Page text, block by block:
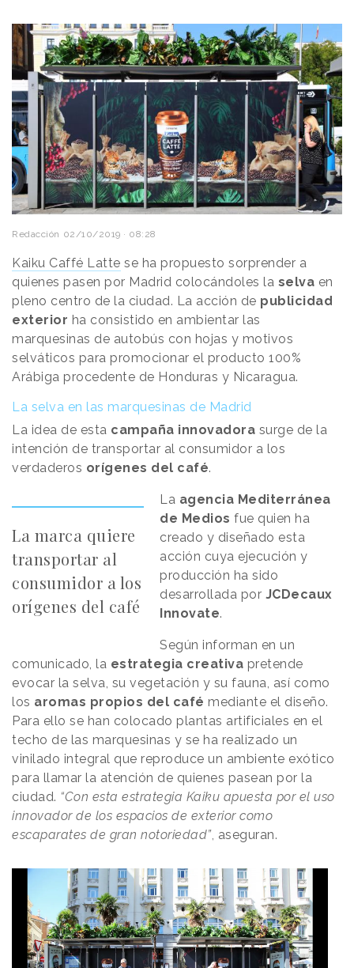
Redacción 02/10/2019 · 08:28
Kaiku Caffé Latte se ha propuesto sorprender a
quienes pasen por Madrid colocándoles la selva en
pleno centro de la ciudad. La acción de publicidad
exterior ha consistido en ambientar las
marquesinas de autobús con hojas y motivos
selváticos para promocionar el producto 100%
Arábiga procedente de Honduras y Nicaragua.
La selva en las marquesinas de Madrid
La idea de esta campaña innovadora surge de la
intención de transportar al consumidor a los
verdaderos orígenes del café.
La marca quiere
transportar al
consumidor a los
orígenes del café
La agencia Mediterránea
de Mediosfue quien ha
creado y diseñado esta
acción cuya ejecución y
producción ha sido
desarrollada por JCDecaux
Innovate.
Según informan en un
comunicado, la estrategia creativa pretende
evocar la selva, su vegetación y su fauna, así como
los aromas propios del café mediante el diseño.
Para ello se han colocado plantas artificiales en el
techo de las marquesinas y se ha realizado un
vinilado integral que reproduce un ambiente exótico
para llamar la atención de quienes pasean por la
ciudad. “Con esta estrategia Kaiku apuesta por el uso
innovador de los espacios de exterior como
escaparates de gran notoriedad”, aseguran.